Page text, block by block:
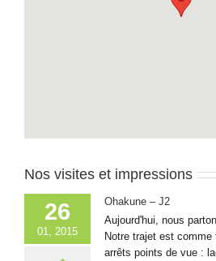
Nos visites et impressions
26
01, 2015
Ohakune – J2
Aujourd'hui, nous
Notre trajet est
arrêts points de vue :